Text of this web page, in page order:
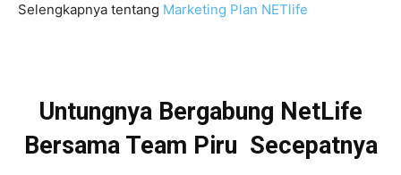
Selengkapnya tentang Marketing Plan NETlife
Untungnya Bergabung NetLife
Bersama Team Piru Secepatnya